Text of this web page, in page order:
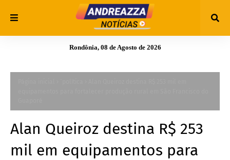
Rondônia, 08 de Agosto de 2026
Alan Queiroz destina R$ 253
mil em equipamentos para